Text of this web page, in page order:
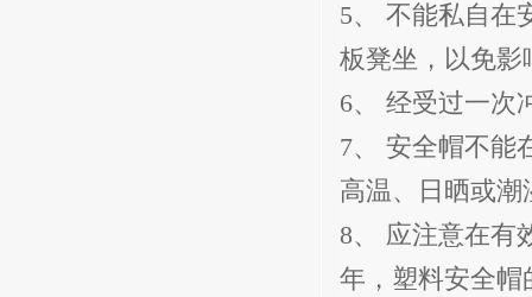
5、 不能私自在
板凳坐，以免影
6、 经受过一次
7、 安全帽不能
高温、日晒或
8、 应注意在有
年，塑料安全帽